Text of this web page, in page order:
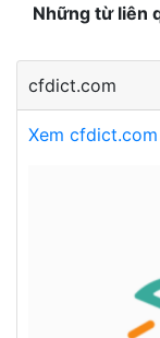
Những từ liên
cfdict.com
Xem